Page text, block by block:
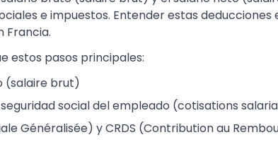
e impuestos. Entender estas deducciones
Francia.
estos pasos principales:
(salaire brut)
social del empleado (cotisations
Généralisée) y CRDS (Contribution au